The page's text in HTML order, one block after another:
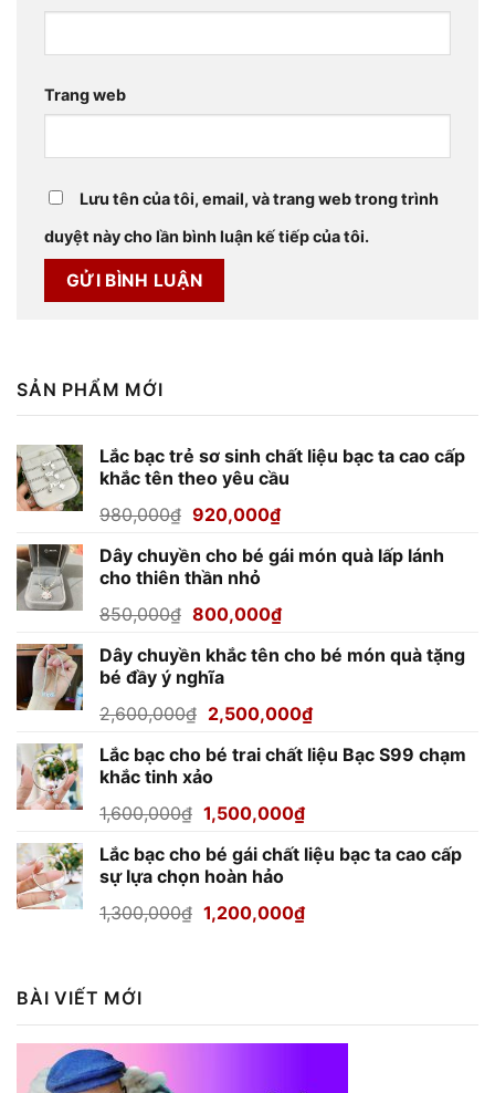
Trang web
Lưu tên của tôi, email, và trang web trong trình
duyệt này cho lần bình luận kế tiếp của tôi.
SẢN PHẨM MỚI
Lắc bạc trẻ sơ sinh chất liệu bạc ta cao cấp
khắc tên theo yêu cầu
980,000₫ Giá
là:
980,000₫.
920,000₫Giá
tại
920,000₫.
Dây chuyền cho bé gái món quà lấp lánh
cho thiên thần nhỏ
850,000₫ Giá
là:
850,000₫.
800,000₫Giá
tại
800,000₫.
Dây chuyền khắc tên cho bé món quà tặng
bé đầy ý nghĩa
2,600,000₫ Giá
là:
2,600,000₫.
2,500,000₫Giá
tại
Lắc bạc cho bé trai chất liệu Bạc S99 chạm
khắc tinh xảo
1,600,000₫ Giá
là:
1,600,000₫.
1,500,000₫Giá
tại
1,500,000₫.
Lắc bạc cho bé gái chất liệu bạc ta cao cấp
sự lựa chọn hoàn hảo
1,300,000₫ Giá
1,200,000₫Giá
BÀI VIẾT MỚI